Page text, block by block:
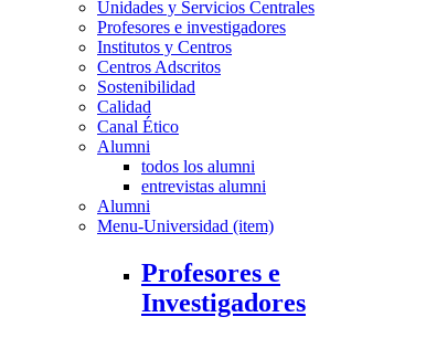
Unidades y Servicios Centrales
Profesores e investigadores
Institutos y Centros
Centros Adscritos
Sostenibilidad
Calidad
Canal Ético
Alumni
todos los alumni
entrevistas alumni
Alumni
Menu-Universidad (item)
Profesores e
Investigadores